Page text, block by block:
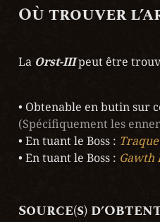
Où trouver
La Orst-III peut être
• En tuant le Boss :
• En tuant le Boss : Gawth
Source(s)